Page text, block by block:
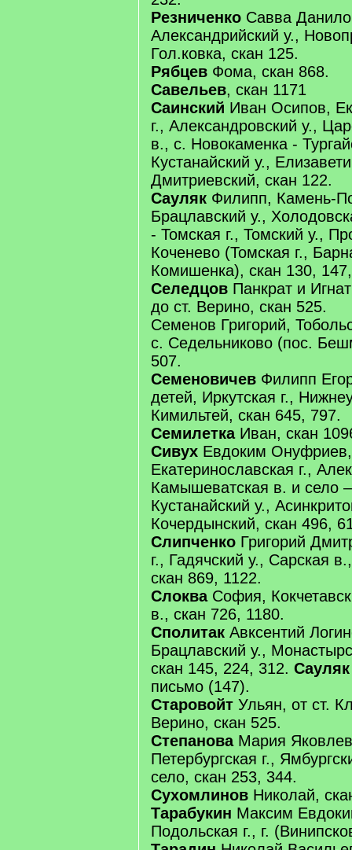
Резниченко Савва
Александрийский у.,
Гол.ковка, скан 125.
Рябцев Фома, скан 868.
Савельев, скан 1171
Саинский Иван Осипов,
г., Александровский у.,
в., с. Новокаменка -
Кустанайский у.,
Дмитриевский, скан 122.
Сауляк Филипп, Камень-
Брацлавский у.,
- Томская г., Томский у.,
Коченево (Томская г.,
Комишенка), скан 130,
Селедцов Панкрат и
до ст. Верино, скан 525.
Семенов Григорий,
с. Седельниково (пос.
507.
Семеновичев Филипп
детей, Иркутская г.,
Кимильтей, скан 645, 797.
СемилеткаИван, скан
Сивух Евдоким Онуфриев,
Екатеринославская г.,
Камышеватская в. и село
Кустанайский у.,
Кочердынский, скан 496,
Слипченко Григорий
г., Гадячский у., Сарская
скан 869, 1122.
Слоква София,
в., скан 726, 1180.
Сполитак Авксентий
Брацлавский у.,
скан 145, 224, 312. Сауляк
письмо (147).
Старовойт Ульян, от ст.
Верино, скан 525.
СтепановаМария
Петербургская г.,
село, скан 253, 344.
Сухомлинов Николай,
Тарабукин Максим
Подольская г., г.